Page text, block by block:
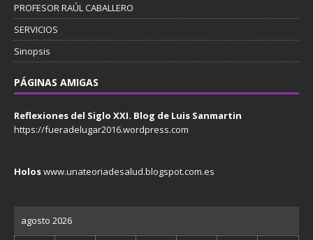
PROFESOR RAÚL CABALLERO
SERVICIOS
Sinopsis
PÁGINAS AMIGAS
Reflexiones del Siglo XXI. Blog de Luis Sanmartin
https://fueradelugar2016.wordpress.com
Holoswww.unateoriadesalud.blogspot.com.es
agosto 2026